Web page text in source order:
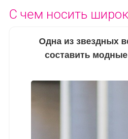
С чем носить
Одна из звездных
составить